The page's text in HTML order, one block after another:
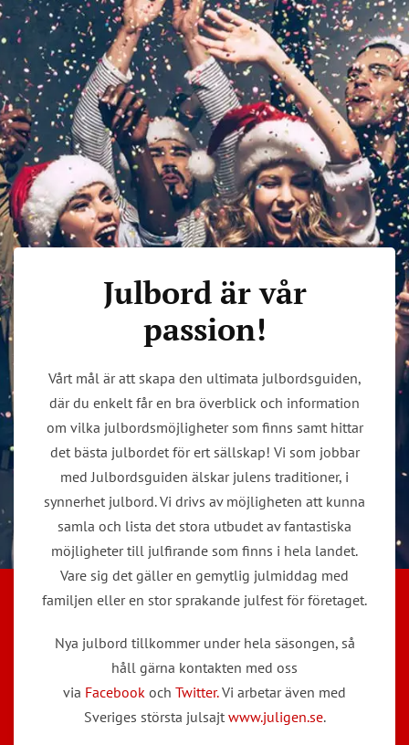
Julbord är vår
passion!
Vårt mål är att skapa den ultimata julbordsguiden,
där du enkelt får en bra överblick och information
om vilka julbordsmöjligheter som finns samt hittar
det bästa julbordet för ert sällskap! Vi som jobbar
med Julbordsguiden älskar julens traditioner, i
synnerhet julbord. Vi drivs av möjligheten att kunna
samla och lista det stora utbudet av fantastiska
möjligheter till julfirande som finns i hela landet.
Vare sig det gäller en gemytlig julmiddag med
familjen eller en stor sprakande julfest för företaget.
Nya julbord tillkommer under hela säsongen, så
håll gärna kontakten med oss
via Facebook och Twitter.Vi arbetar även med
Sveriges största julsajt www.juligen.se.